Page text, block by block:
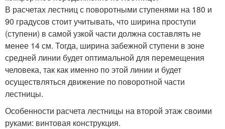
В расчетах лестниц с поворотными ступенями на 180 и
90 градусов стоит учитывать, что ширина проступи
(ступени) в самой узкой части должна составлять не
менее 14 см. Тогда, ширина забежной ступени в зоне
средней линии будет оптимальной для перемещения
человека, так как именно по этой линии и будет
осуществляться движение по поворотной части
лестницы.
Особенности расчета лестницы на второй этаж своими
руками: винтовая конструкция.